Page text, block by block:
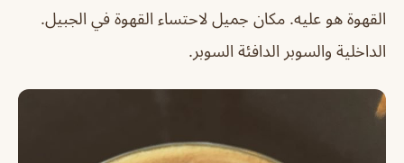
القهوة هو عليه. مكان جميل لاحتساء القهوة في الجبيل.
الداخلية والسوبر الدافئة السوبر.